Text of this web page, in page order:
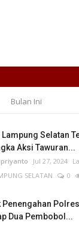
Bulan Ini
Selatan
Aksi Tawuran...
Jul 27, 2024
SELATAN
0
Penengahan
Dua Pembobol...